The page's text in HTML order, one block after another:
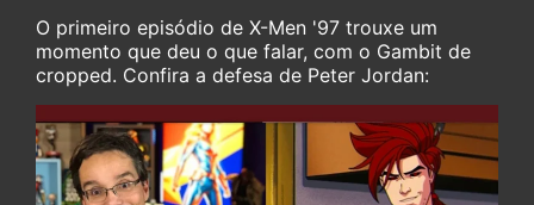
O primeiro episódio de X-Men '97 trouxe um
momento que deu o que falar, com o Gambit de
cropped. Confira a defesa de Peter Jordan: